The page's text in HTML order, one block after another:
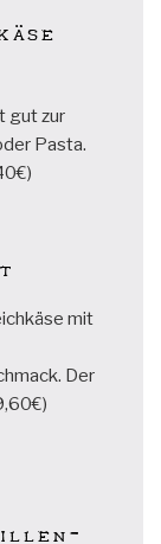
gut zur
Pasta.
mit
Der